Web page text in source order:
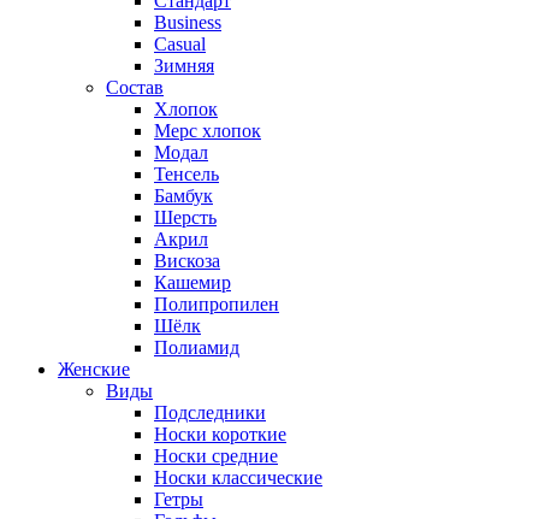
Business
Casual
Зимняя
Состав
Хлопок
Мерс хлопок
Модал
Тенсель
Бамбук
Шерсть
Акрил
Вискоза
Кашемир
Полипропилен
Шёлк
Полиамид
Женские
Виды
Подследники
Носки короткие
Носки средние
Носки классические
Гетры